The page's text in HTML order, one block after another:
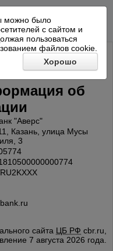
можно было
с сайтом и
пользоваться
файлов cookie.
Хорошо
об
"Аверс"
Казань, улица Мусы
3
сайта ЦБ РФ cbr.ru,
7 августа 2026 года.